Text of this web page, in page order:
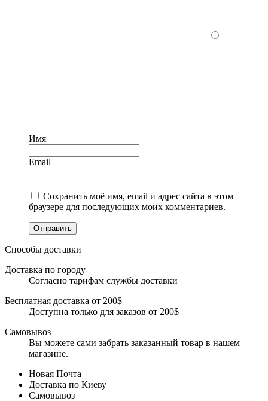
Имя
Email
Сохранить моё имя, email и адрес сайта в этом
браузере для последующих моих комментариев.
Отправить
Способы доставки
Доставка по городу
Согласно тарифам службы доставки
Бесплатная доставка от 200$
Доступна только для заказов от 200$
Самовывоз
Вы можете сами забрать заказанный товар в нашем
магазине.
Новая Почта
Доставка по Киеву
Самовывоз